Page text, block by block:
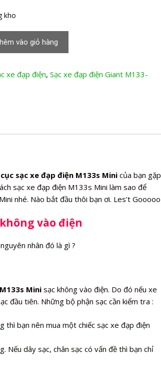
kho
vào giỏ hàng
xe đạp điện, Sạc xe đạp điện Giant M133-
cục sạc xe đạp điện M133s Mini của bạn gặp
sạc xe đạp điện M133s Mini làm sao để
nhé. Nào bắt đầu thôi bạn ơi. Les’t Gooooo
vào điện
nhân đó là gì ?
Mini sạc không vào điện. Do đó nếu xe
đầu tiên. Những bộ phận sạc cần kiểm tra :
thì bạn nên mua một chiếc sạc xe đạp điện
Nếu dây sạc, chân sạc có vấn đề thì bạn chỉ